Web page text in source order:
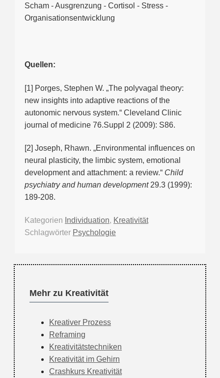
Quellen:
[1] Porges, Stephen W. „The polyvagal theory:
new insights into adaptive reactions of the
autonomic nervous system.“ Cleveland Clinic
journal of medicine 76.Suppl 2 (2009): S86.
[2] Joseph, Rhawn. „Environmental influences on
neural plasticity, the limbic system, emotional
development and attachment: a review.“ Child
psychiatry and human development29.3 (1999):
189-208.
Kategorien Individuation, Kreativität
Schlagwörter Psychologie
Mehr zu Kreativität
Kreativer Prozess
Reframing
Kreativitätstechniken
Kreativität im Gehirn
Crashkurs Kreativität